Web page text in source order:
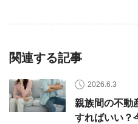
関連する記事
2026.6.3
親族間の不動
すればいい？